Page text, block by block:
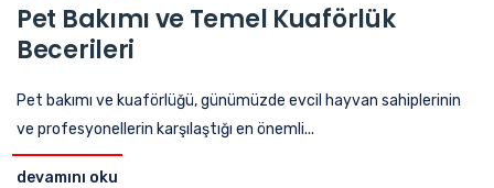
Pet Bakımı ve Temel Kuaförlük
Becerileri
Pet bakımı ve kuaförlüğü, günümüzde evcil hayvan sahiplerinin
ve profesyonellerin karşılaştığı en önemli...
devamını oku